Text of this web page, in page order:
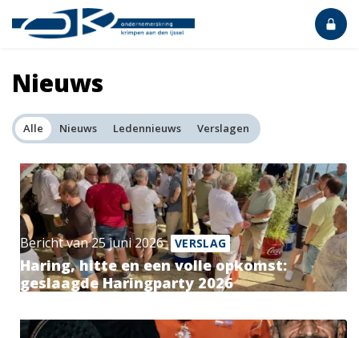
Nieuws
Alle Nieuws Ledennieuws Verslagen
Bericht van 25 juni 2026 VERSLAG
Haring, hitte en een volle opkomst:
geslaagde Haringparty 2026